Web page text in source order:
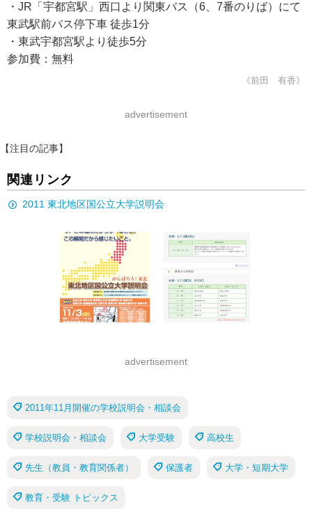
・JR「宇都宮駅」西口より関東バス（6、7番のりば）にて
東武駅前バス停下車 徒歩1分
・東武宇都宮駅より徒歩5分
参加費：無料
《前田 有香》
advertisement
【注目の記事】
関連リンク
2011 東北地区国公立大学説明会
advertisement
2011年11月開催の学校説明会・相談会
学校説明会・相談会 大学受験 高校生
先生（教員・教育関係者） 保護者 大学・短期大学
教育・受験 トピックス